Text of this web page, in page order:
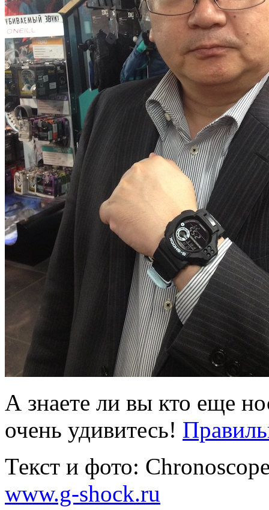
А знаете ли вы кто еще
очень удивитесь!
Текст и фото:
www.g-shock.ru